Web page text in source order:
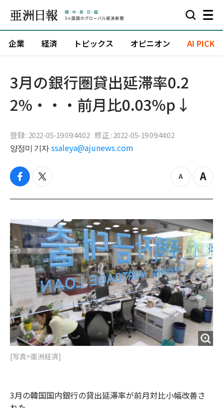
企業 経済 トピックス オピニオン AI PICK
3月の銀行圏貸出延滞率0.2
2%・・・前月比0.03%p↓
登録 : 2022-05-19 09:44:02 修正 : 2022-05-19 09:44:02
양정미 기자 ssaleya@ajunews.com
f
c
b
o
o
k
t
i
e
r
z
o
o
u
t
Z
o
i
n
[写真=亜洲経済]
3月の韓国国内銀行の貸出延滞率が前月対比小幅改善さ